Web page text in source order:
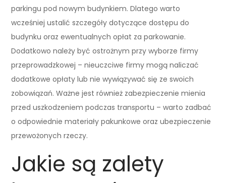
parkingu pod nowym budynkiem. Dlatego warto
wcześniej ustalić szczegóły dotyczące dostępu do
budynku oraz ewentualnych opłat za parkowanie.
Dodatkowo należy być ostrożnym przy wyborze firmy
przeprowadzkowej – nieuczciwe firmy mogą naliczać
dodatkowe opłaty lub nie wywiązywać się ze swoich
zobowiązań. Ważne jest również zabezpieczenie mienia
przed uszkodzeniem podczas transportu – warto zadbać
o odpowiednie materiały pakunkowe oraz ubezpieczenie
przewożonych rzeczy.
Jakie są zalety